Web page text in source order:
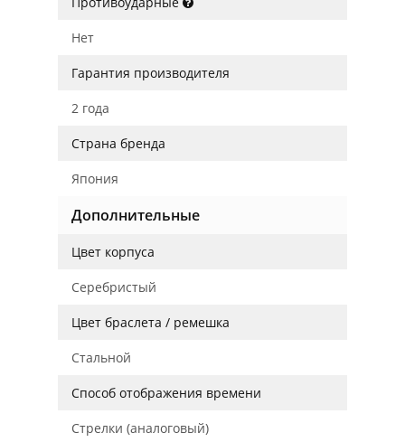
Нет
Гарантия производителя
2 года
Страна бренда
Япония
Дополнительные
Цвет корпуса
Серебристый
Цвет браслета / ремешка
Стальной
Способ отображения времени
Стрелки (аналоговый)